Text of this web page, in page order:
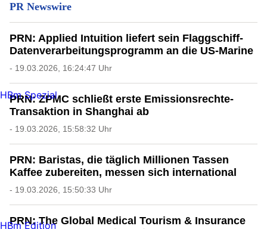
PR Newswire
PRN: Applied Intuition liefert sein Flaggschiff-
Datenverarbeitungsprogramm an die US-Marine
- 19.03.2026, 16:24:47 Uhr
PRN: ZPMC schließt erste Emissionsrechte-
Transaktion in Shanghai ab
- 19.03.2026, 15:58:32 Uhr
PRN: Baristas, die täglich Millionen Tassen
Kaffee zubereiten, messen sich international
- 19.03.2026, 15:50:33 Uhr
PRN: The Global Medical Tourism & Insurance
HBm Spezial
HBm Edition